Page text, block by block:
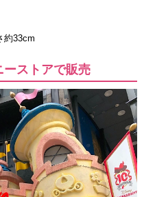
約33cm
ーストアで販売